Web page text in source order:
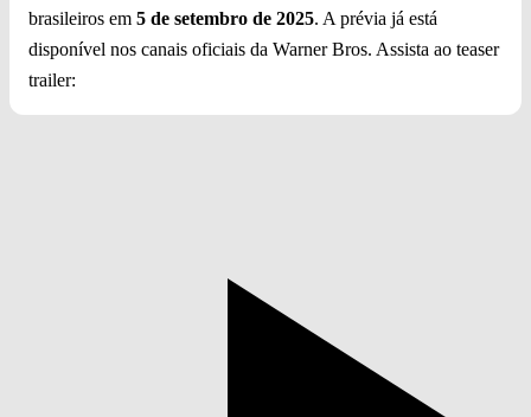
brasileiros em 5 de setembro de 2025. A prévia já está
disponível nos canais oficiais da Warner Bros. Assista ao teaser
trailer: